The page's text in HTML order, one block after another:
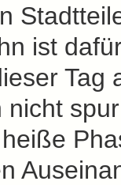
ist
Tag
nicht